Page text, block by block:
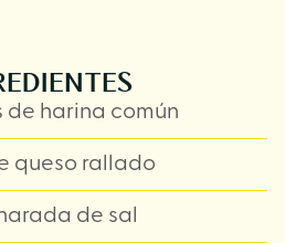
de harina común
queso rallado
de sal